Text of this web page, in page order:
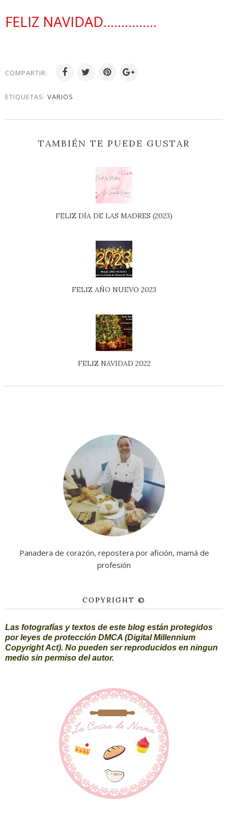
FELIZ NAVIDAD...............
COMPARTIR:
ETIQUETAS: VARIOS
TAMBIÉN TE PUEDE GUSTAR
FELIZ DÍA DE LAS MADRES (2023)
FELIZ AÑO NUEVO 2023
FELIZ NAVIDAD 2022
Panadera de corazón, repostera por afición, mamá de
profesión
COPYRIGHT ©
Las fotografías y textos de este blog están protegidos
por leyes de protección DMCA (Digital Millennium
Copyright Act). No pueden ser reproducidos en ningun
medio sin permiso del autor.